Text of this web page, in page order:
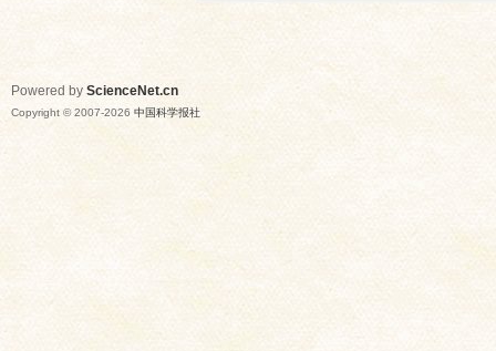
Powered by ScienceNet.cn
Copyright © 2007-2026 中国科学报社